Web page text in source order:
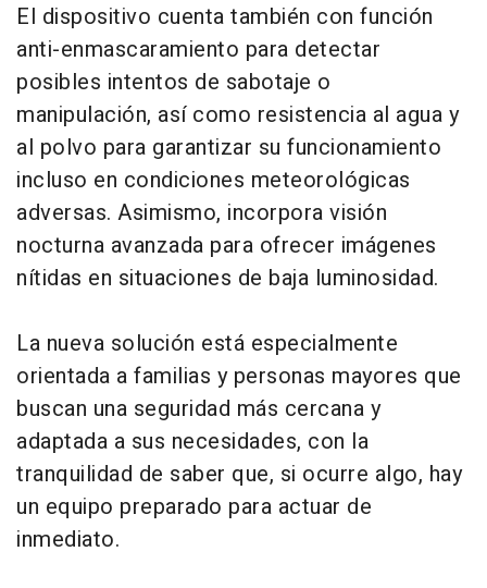
El dispositivo cuenta también con función
anti-enmascaramiento para detectar
posibles intentos de sabotaje o
manipulación, así como resistencia al agua y
al polvo para garantizar su funcionamiento
incluso en condiciones meteorológicas
adversas. Asimismo, incorpora visión
nocturna avanzada para ofrecer imágenes
nítidas en situaciones de baja luminosidad.
La nueva solución está especialmente
orientada a familias y personas mayores que
buscan una seguridad más cercana y
adaptada a sus necesidades, con la
tranquilidad de saber que, si ocurre algo, hay
un equipo preparado para actuar de
inmediato.